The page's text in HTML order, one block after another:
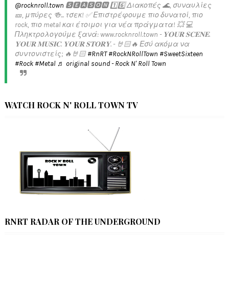
@rocknroll.town 🆂🅴🅰🆂🅾🅽 1️⃣6️⃣ Διακοπές 🌊, συναυλίες
🎫, μπύρες 🍻... τσεκ! ✅️ Επιστρέφουμε πιο δυνατοί, πιο
rock, πιο metal και έτοιμοι για νέα πράγματα! 💥 💻
Πληκτρολογούμε ξανά: www.rocknroll.town - 𝐘𝐎𝐔𝐑 𝐒𝐂𝐄𝐍𝐄.
𝐘𝐎𝐔𝐑 𝐌𝐔𝐒𝐈𝐂. 𝐘𝐎𝐔𝐑 𝐒𝐓𝐎𝐑𝐘. - 🤘🏻🔥 Εσύ ακόμα να
συντονιστείς; 🔥🤘🏻#RnRT #RockNRollTown #SweetSixteen
#Rock #Metal ♬ original sound - Rock N' Roll Town
WATCH ROCK N' ROLL TOWN TV
RNRT RADAR OF THE UNDERGROUND